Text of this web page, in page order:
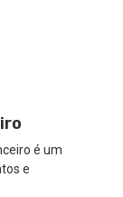
é um
e